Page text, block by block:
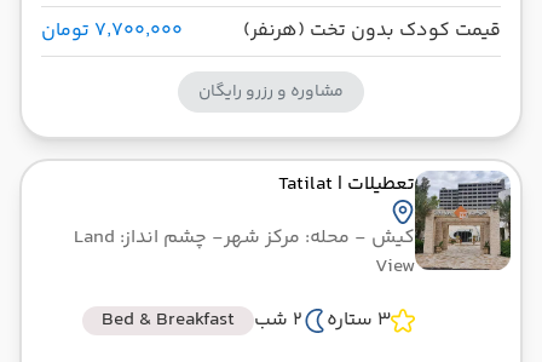
قیمت کودک بدون تخت (هرنفر)
۷٬۷۰۰٬۰۰۰ تومان
مشاوره و رزرو رایگان
تعطیلات | Tatilat
کیش - محله: مرکز شهر
- چشم انداز: Land
View
3 ستاره
2 شب Bed & Breakfast